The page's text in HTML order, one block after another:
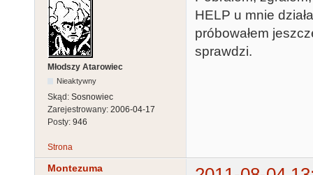
Młodszy Atarowiec
Nieaktywny
Skąd: Sosnowiec
Zarejestrowany: 2006-04-17
Posty: 946
HELP u mnie
próbowałem
sprawdzi.
Strona
Montezuma